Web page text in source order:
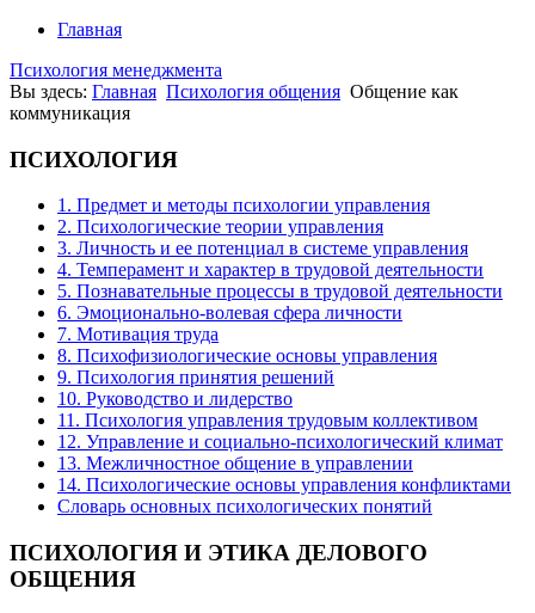
Главная
Психология менеджмента
Вы здесь: Главная Психология общения Общение как
коммуникация
ПСИХОЛОГИЯ
1. Предмет и методы психологии управления
2. Психологические теории управления
3. Личность и ее потенциал в системе управления
4. Темперамент и характер в трудовой деятельности
5. Познавательные процессы в трудовой деятельности
6. Эмоционально-волевая сфера личности
7. Мотивация труда
8. Психофизиологические основы управления
9. Психология принятия решений
10. Руководство и лидерство
11. Психология управления трудовым коллективом
12. Управление и социально-психологический климат
13. Межличностное общение в управлении
14. Психологические основы управления конфликтами
Словарь основных психологических понятий
ПСИХОЛОГИЯ И ЭТИКА ДЕЛОВОГО
ОБЩЕНИЯ